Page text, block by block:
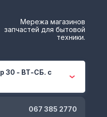
Мережа магазинов
запчастей для бытовой
техники.
30 - ВТ-СБ. с
067 385 2770